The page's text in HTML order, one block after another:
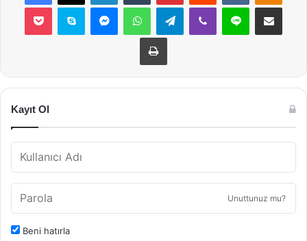
Pocket Skype MessengerWhatsAppTelegramViber Line E-Posta ile
Yazdır
Kayıt Ol
Unuttunuz mu?
Beni hatırla